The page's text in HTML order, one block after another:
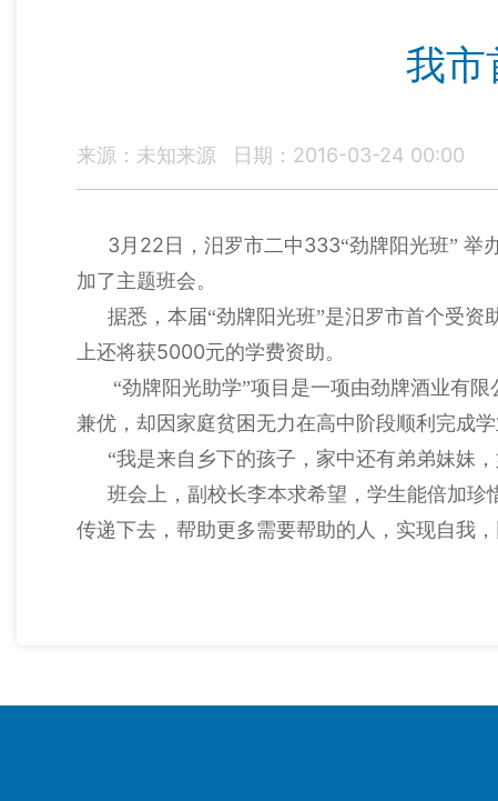
我市
来源：未知来源 日期：2016-03-24 00:00
3 月 22 日 ，汨罗市二中333“劲牌阳光班” 举
加了主题班会。
据悉，本届“劲牌阳光班”是汨罗市首个受资
上还将获5000元的学费资助。
“劲牌阳光助学”项目是一项由劲牌酒业有
兼优，却因家庭贫困无力在高中阶段顺利完成学
“我是来自乡下的孩子，家中还有弟弟妹妹
班会上，副校长李本求希望，学生能倍加珍
传递下去，帮助更多需要帮助的人，实现自我，